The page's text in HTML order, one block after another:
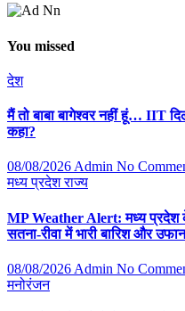
You missed
देश
मैं तो बाबा बागेश्वर नहीं हूं… IIT
कहा?
08/08/2026Admin No
मध्य प्रदेशराज्य
MP Weather Alert: मध्य प्रदेश के
सतना-रीवा में भारी बारिश और
08/08/2026 Admin No
मनोरंजन